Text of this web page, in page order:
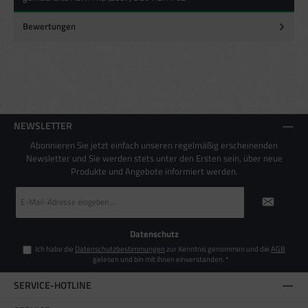
Bewertungen
NEWSLETTER
Abonnieren Sie jetzt einfach unseren regelmäßig erscheinenden
Newsletter und Sie werden stets unter den Ersten sein, über neue
Produkte und Angebote informiert werden.
Mail-
*
Datenschutz
Ich habe die Datenschutzbestimmungenzur Kenntnis genommen und dieAGB
gelesen und bin mit ihnen einverstanden.*
SERVICE-HOTLINE
Verwendung genauer Standortdaten
Endgeräteeigenschaften zur Identifikation aktiv abfragen